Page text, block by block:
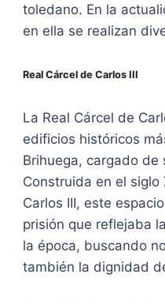
toledano. En la
en ella se realizan
Real Cárcel de Carlos III
La Real Cárcel de
edificios históricos
Brihuega, cargado de
Construida en el siglo
Carlos III, este
prisión que reflejaba
la época, buscando
también la dignidad